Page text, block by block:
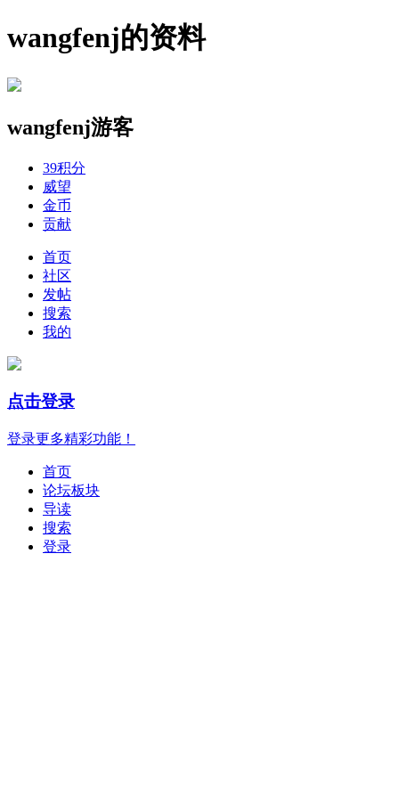
wangfenj的资料
wangfenj游客
39积分
威望
金币
贡献
首页
社区
发帖
搜索
我的
点击登录
登录更多精彩功能！
首页
论坛板块
导读
搜索
登录